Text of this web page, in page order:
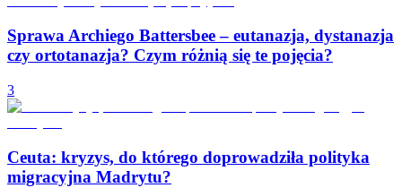
Sprawa Archiego Battersbee – eutanazja, dystanazja
czy ortotanazja? Czym różnią się te pojęcia?
3
Ceuta: kryzys, do którego doprowadziła polityka
migracyjna Madrytu?